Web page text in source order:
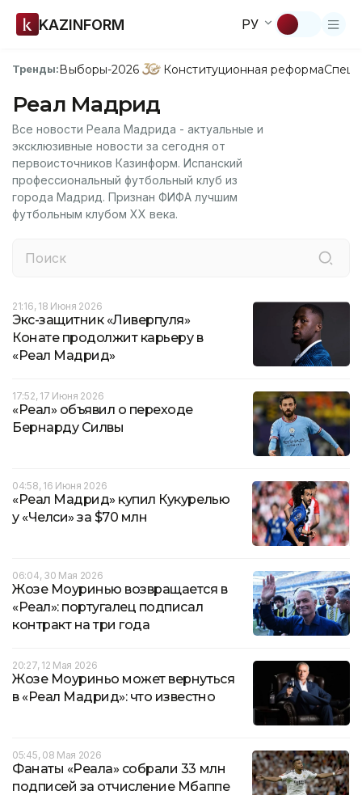
KAZINFORM РУ
Тренды:Выборы-2026 Конституционная реформа
Реал Мадрид
Все новости Реала Мадрида - актуальные и
эксклюзивные новости за сегодня от
первоисточников Казинформ. Испанский
профессиональный футбольный клуб из
города Мадрид. Признан ФИФА лучшим
футбольным клубом XX века.
21:16, 18 Июня 2026
Экс-защитник «Ливерпуля»
Конате продолжит карьеру в
«Реал Мадрид»
17:52, 17 Июня 2026
«Реал» объявил о переходе
Бернарду Силвы
04:58, 16 Июня 2026
«Реал Мадрид» купил Кукурелью
у «Челси» за $70 млн
06:04, 30 Мая 2026
Жозе Моуринью возвращается в
«Реал»: португалец подписал
контракт на три года
20:27, 12 Мая 2026
Жозе Моуриньо может вернуться
в «Реал Мадрид»: что известно
05:45, 08 Мая 2026
Фанаты «Реала» собрали 33 млн
подписей за отчисление Мбаппе